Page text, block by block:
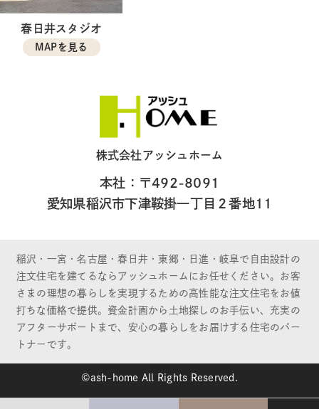
春日井スタジオ
MAPを見る
株式会社アッシュホーム
本社：〒492-8091
愛知県稲沢市下津鞍掛一丁目２番地11
稲沢・一宮・名古屋・春日井・東郷・日進・岐阜で自由設計の
注文住宅を建てるならアッシュホームにお任せください。お客
さまの理想の暮らしを実現するための高性能な注文住宅をお値
打ちな価格で提供。資金計画から土地探しのお手伝い、充実の
アフターサポートまで、安心の暮らしをお届けする住宅のパー
トナーです。
©ash-home All Rights Reserved.